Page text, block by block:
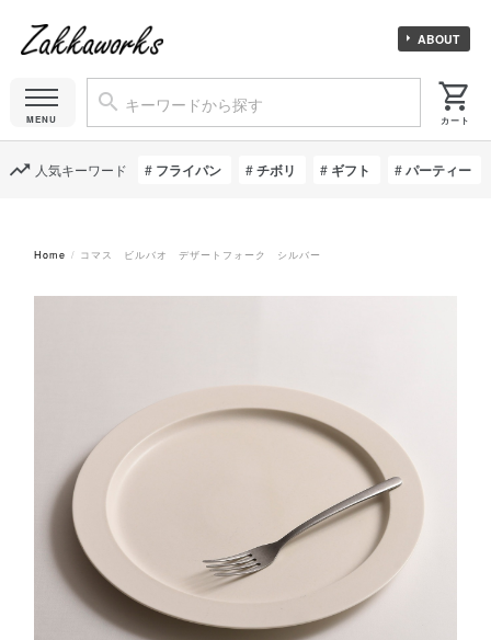
ABOUT
人気キーワード フライパン チボリ ギフト パーティー
Home コマス ビルバオ デザートフォーク シルバー